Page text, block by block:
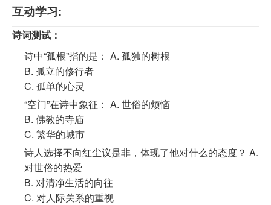
互动学习:
诗词测试：
诗中“孤根”指的是： A. 孤独的树根
B. 孤立的修行者
C. 孤单的心灵
“空门”在诗中象征： A. 世俗的烦恼
B. 佛教的寺庙
C. 繁华的城市
诗人选择不向红尘议是非，体现了他对什么的态度？ A.
对世俗的热爱
B. 对清净生活的向往
C. 对人际关系的重视